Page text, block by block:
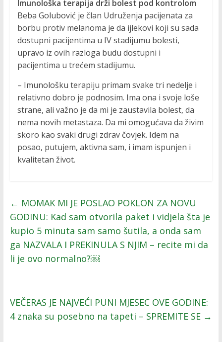
Imunološka terapija drži bolest pod kontrolom
Beba Golubović je član Udruženja pacijenata za
borbu protiv melanoma je da ijlekovi koji su sada
dostupni pacijentima u IV stadijumu bolesti,
upravo iz ovih razloga budu dostupni i
pacijentima u trećem stadijumu.
– Imunološku terapiju primam svake tri nedelje i
relativno dobro je podnosim. Ima ona i svoje loše
strane, ali važno je da mi je zaustavila bolest, da
nema novih metastaza. Da mi omogućava da živim
skoro kao svaki drugi zdrav čovjek. Idem na
posao, putujem, aktivna sam, i imam ispunjen i
kvalitetan život.
← MOMAK MI JE POSLAO POKLON ZA NOVU
GODINU: Kad sam otvorila paket i vidjela šta je
kupio 5 minuta sam samo šutila, a onda sam
ga NAZVALA I PREKINULA S NJIM – recite mi da
li je ovo normalno?￼
VEČERAS JE NAJVEĆI PUNI MJESEC OVE GODINE:
4 znaka su posebno na tapeti – SPREMITE SE →